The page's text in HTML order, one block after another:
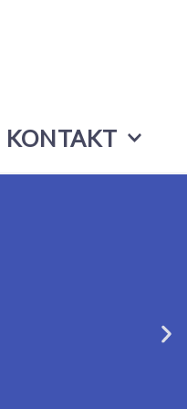
KONTAKT